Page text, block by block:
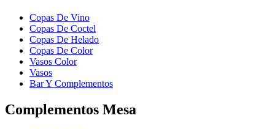
Copas De Vino
Copas De Coctel
Copas De Helado
Copas De Color
Vasos Color
Vasos
Bar Y Complementos
Complementos Mesa